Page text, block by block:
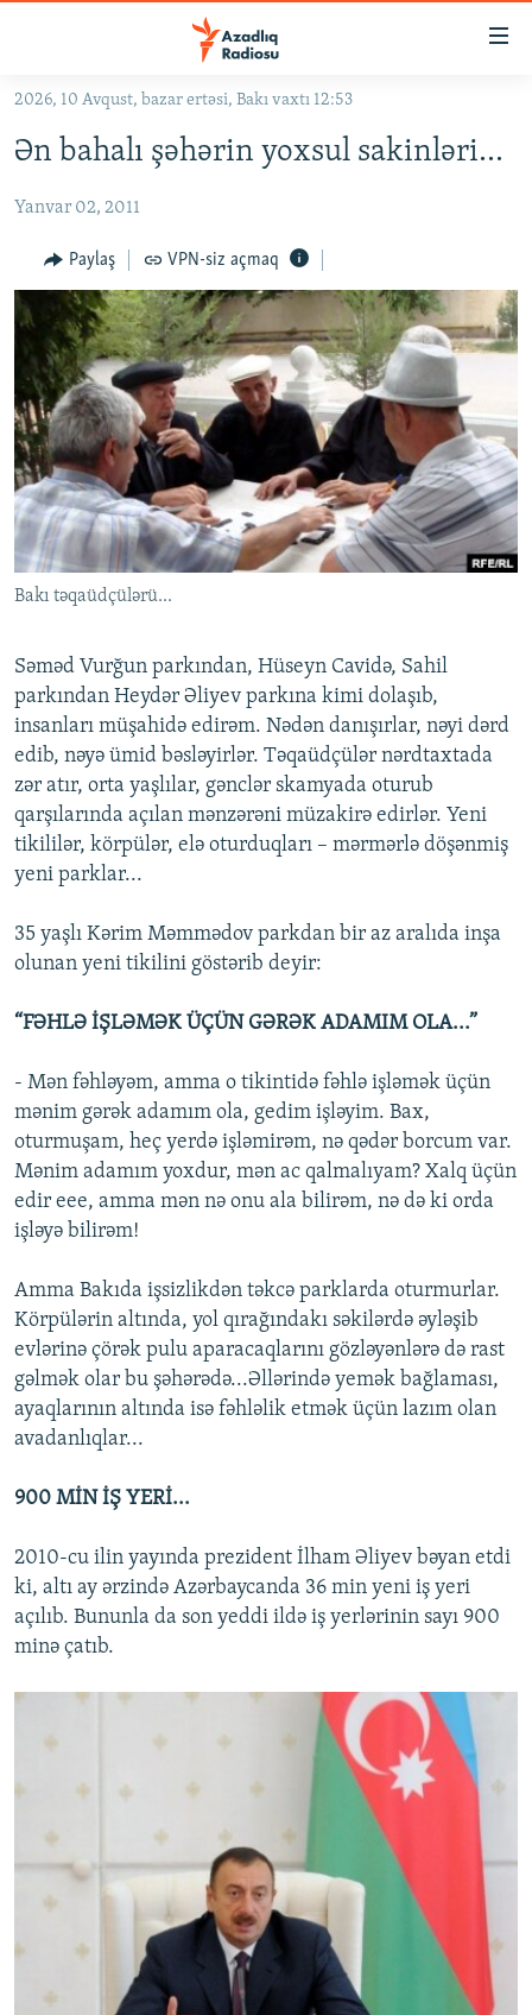
Əsas
qayıt
naviqasiyaya
Axtarışa
keç
KORRUPSIOMETR
#ƏSLINDƏ
FƏRQƏ BAX
QANUNI DOĞRU
ARAŞDIRMA
MULTIMEDIA
VIDEO
FOTOQALEREYA
İNFOQRAFIKA
KARIKATURA
RADIO ARXIV
OXU ZALI
AZƏRBAYCAN ƏDƏBIYYATI KITABXANASI
İSLAM VƏ DEMOKRATIYA
HAQQIMIZDA
MISSIYAMIZ
PEŞƏ ETIKASI VƏ JURNALISTIKA STANDARTLARIMIZ
AZADLIQRADIOSU MOBIL TELEFONUNUZDA
BIZIMLƏ ƏLAQƏ
XƏBƏR BÜLLETENLƏRIMIZ
BIZI IZLƏ
RFE/RL-in bütün saytları
2026, 10 Avqust, bazar ertəsi, Bakı vaxtı 12:53
Ən bahalı şəhərin yoxsul sakinləri...
Yanvar 02, 2011
Paylaş VPN-siz açmaq
Bakı təqaüdçülərü...
Səməd Vurğun parkından, Hüseyn Cavidə, Sahil
parkından Heydər Əliyev parkına kimi dolaşıb,
insanları müşahidə edirəm. Nədən danışırlar, nəyi dərd
edib, nəyə ümid bəsləyirlər. Təqaüdçülər nərdtaxtada
zər atır, orta yaşlılar, gənclər skamyada oturub
qarşılarında açılan mənzərəni müzakirə edirlər. Yeni
tikililər, körpülər, elə oturduqları – mərmərlə döşənmiş
yeni parklar...
35 yaşlı Kərim Məmmədov parkdan bir az aralıda inşa
olunan yeni tikilini göstərib deyir:
“FƏHLƏ İŞLƏMƏK ÜÇÜN GƏRƏK ADAMIM OLA...”
- Mən fəhləyəm, amma o tikintidə fəhlə işləmək üçün
mənim gərək adamım ola, gedim işləyim. Bax,
oturmuşam, heç yerdə işləmirəm, nə qədər borcum var.
Mənim adamım yoxdur, mən ac qalmalıyam? Xalq üçün
edir eee, amma mən nə onu ala bilirəm, nə də ki orda
işləyə bilirəm!
Amma Bakıda işsizlikdən təkcə parklarda oturmurlar.
Körpülərin altında, yol qırağındakı səkilərdə əyləşib
evlərinə çörək pulu aparacaqlarını gözləyənlərə də rast
gəlmək olar bu şəhərədə...Əllərində yemək bağlaması,
ayaqlarının altında isə fəhləlik etmək üçün lazım olan
avadanlıqlar...
900 MİN İŞ YERİ...
2010-cu ilin yayında prezident İlham Əliyev bəyan etdi
ki, altı ay ərzində Azərbaycanda 36 min yeni iş yeri
açılıb. Bununla da son yeddi ildə iş yerlərinin sayı 900
minə çatıb.